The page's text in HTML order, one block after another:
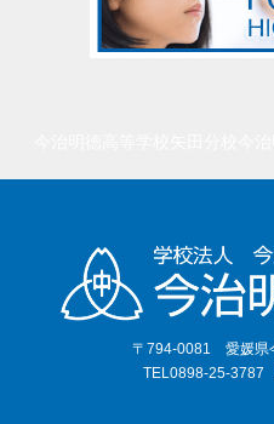
〒794-0081 愛媛県
TEL0898-25-3787